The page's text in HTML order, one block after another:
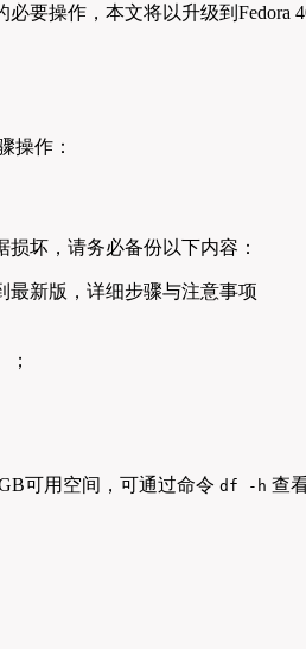
要操作，本文将以升级到Fedora
操作：
坏，请务必备份以下内容：
可用空间，可通过命令 df -h 查